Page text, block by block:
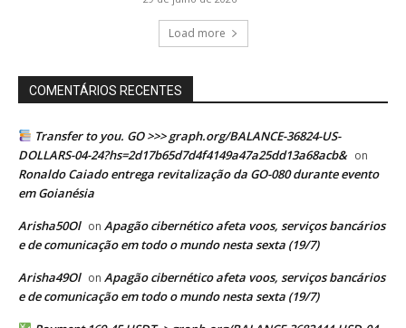
Load more
COMENTÁRIOS RECENTES
Transfer to you. GO >>> graph.org/BALANCE-36824-US-
DOLLARS-04-24?hs=2d17b65d7d4f4149a47a25dd13a68acb& on
Ronaldo Caiado entrega revitalização da GO-080 durante evento
em Goianésia
Arisha50Ol on Apagão cibernético afeta voos, serviços bancários
e de comunicação em todo o mundo nesta sexta (19/7)
Arisha49Ol on Apagão cibernético afeta voos, serviços bancários
e de comunicação em todo o mundo nesta sexta (19/7)